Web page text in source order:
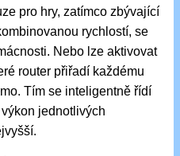
pro hry, zatímco zbývající
rychlostí, se
Nebo lze aktivovat
router přiřadí každému
Tím se inteligentně řídí
jednotlivých